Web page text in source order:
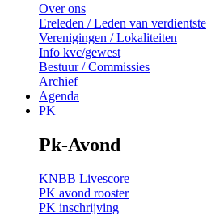
Over ons
Ereleden / Leden van verdientste
Verenigingen / Lokaliteiten
Info kvc/gewest
Bestuur / Commissies
Archief
Agenda
PK
Pk-Avond
KNBB Livescore
PK avond rooster
PK inschrijving